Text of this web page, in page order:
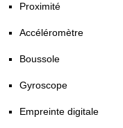
Proximité
Accéléromètre
Boussole
Gyroscope
Empreinte digitale